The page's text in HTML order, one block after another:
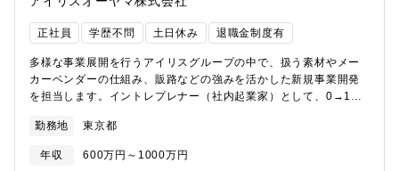
うカルチャーが根付いており、自身のスキルアップ・相互研鑽し
やすい環境です。■昨今はDXカルチャーづくりを加速しており、
実践的にスキルアップを図る機会・情報共有の機会が増えている
環境です。■在宅勤務中心に業務を進め、必要に応じて出社すると
いう業務スタイルが多いです。【キャリアパス】様々なパナソニ
ア、または権利取得から契約・ライセンス・渉外・戦略などへと
知財領域をマルチ人材へのキャリアデザイン可能です。【採用に
事のレベルアップ・標準化支援【職種の位置づけについて】人事
専門家としての関与が中心となります。（非管理職）そのため、
メンバー育成や評価などは対象外としています。【求める人物
像】管理職にならずとも、戦略人事に深く関われるポジションで
す。国内外子会社を含むグループ人事を俯瞰できる、人事の「仕
組み・質」を高める役割に集中できる方を募集します。・マネジ
略を深く考え、構造化できる方・グループ全体最適を意識して行
い方
正社員 学歴不問 土日休み 退職金制度有
多様な事業展開を行うアイリスグループの中で、扱う素材やメー
カーベンダーの仕組み、販路などの強みを活かした新規事業開発
を担当します。イントレプレナー（社内起業家）として、0→1フ
ーダー・マネージャー候補）を担います。■担当する業務イメー
ジ・新規事業開発にかかる業務全般（事業企画・戦略設計・実
行）・事業計画策定・市場・競合の分析をもとにした事業提案・
勤務地 東京都
年収 600万円～1000万円